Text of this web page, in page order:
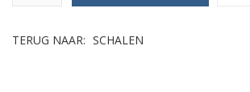
TERUG NAAR: SCHALEN